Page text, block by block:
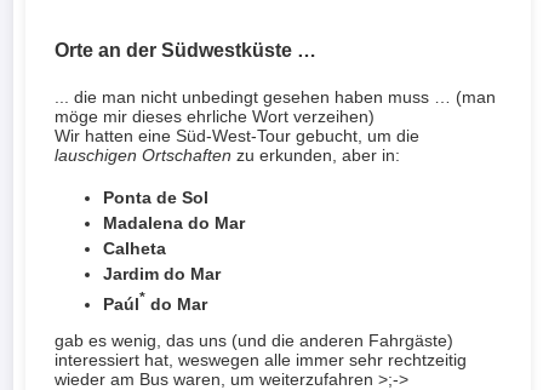
Orte an der Südwestküste …
... die man nicht unbedingt gesehen haben muss … (man
möge mir dieses ehrliche Wort verzeihen)
Wir hatten eine Süd-West-Tour gebucht, um die
lauschigen Ortschaften zu erkunden, aber in:
Ponta de Sol
Madalena do Mar
Calheta
Jardim do Mar
Paúl* do Mar
gab es wenig, das uns (und die anderen Fahrgäste)
interessiert hat, weswegen alle immer sehr rechtzeitig
wieder am Bus waren, um weiterzufahren >;->